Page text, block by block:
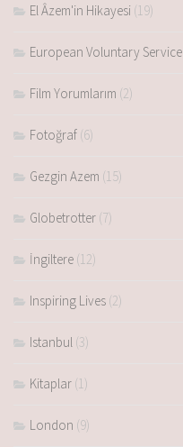
El Âzem'in Hikayesi (19)
European Voluntary Service
Film Yorumlarım (2)
Fotoğraf (6)
Gezgin Azem (15)
Globetrotter (7)
İngiltere (12)
Inspiring Lives (2)
Istanbul (3)
Kitaplar (1)
London (9)